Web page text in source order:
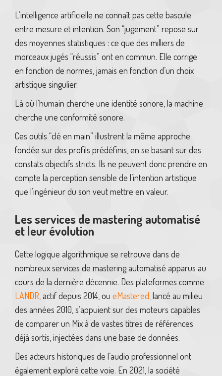
L’intelligence artificielle ne connaît pas cette bascule
entre mesure et intention. Son “jugement” repose sur
des moyennes statistiques : ce que des milliers de
morceaux jugés “réussis” ont en commun. Elle corrige
en fonction de normes, jamais en fonction d’un choix
artistique singulier.
Là où l’humain cherche une identité sonore, la machine
cherche une conformité sonore.
Ces outils “clé en main” illustrent la même approche
fondée sur des profils prédéfinis, en se basant sur des
constats objectifs stricts. Ils ne peuvent donc prendre en
compte la perception sensible de l’intention artistique
que l’ingénieur du son veut mettre en valeur.
Les services de mastering automatisé
et leur évolution
Cette logique algorithmique se retrouve dans de
nombreux services de mastering automatisé apparus au
cours de la dernière décennie. Des plateformes comme
LANDR actif depuis 2014, ou eMastered lancé au milieu
des années 2010, s’appuient sur des moteurs capables
de comparer un Mix à de vastes titres de références
déjà sortis, injectées dans une base de données.
Des acteurs historiques de l’audio professionnel ont
également exploré cette voie. En 2021, la société